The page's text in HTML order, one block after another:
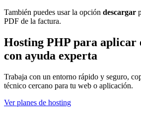
También puedes usar la opción descargar
PDF de la factura.
Hosting PHP para aplicar
con ayuda experta
Trabaja con un entorno rápido y seguro,
técnico cercano para tu web o aplicación.
Ver planes de hosting